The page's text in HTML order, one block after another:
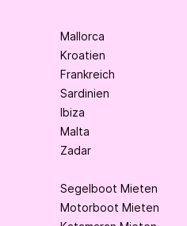
Mallorca
Kroatien
Frankreich
Sardinien
Ibiza
Malta
Zadar
Segelboot Mieten
Motorboot Mieten